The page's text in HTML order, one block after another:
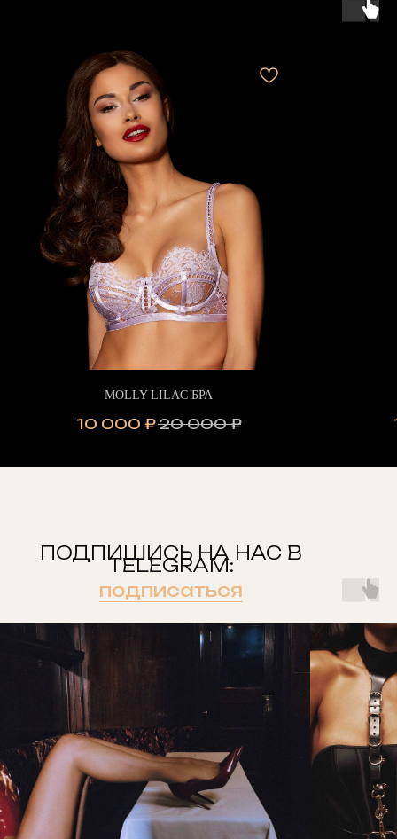
MOLLY LILAC БРА
10 000 ₽20 000 ₽
ПОДПИШИСЬ НА НАС В
TELEGRAM:
подписаться